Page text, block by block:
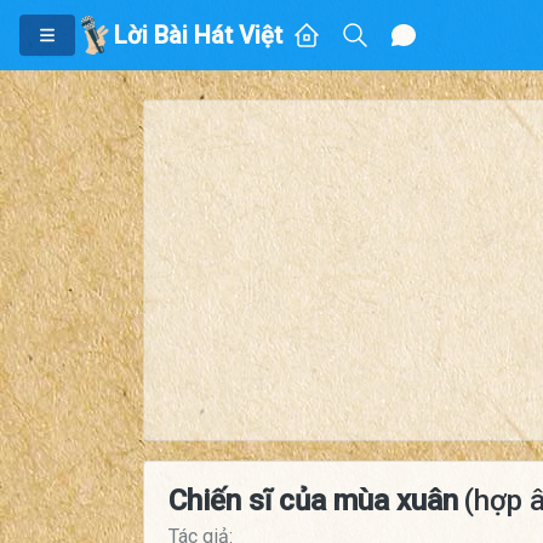
Lời Bài Hát Việt
Chiến sĩ của mùa xuân (hợp
Tác giả: